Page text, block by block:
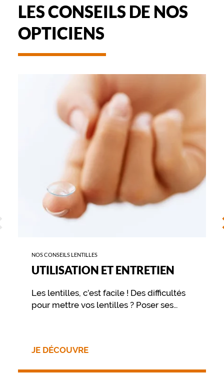
LES CONSEILS DE NOS
OPTICIENS
NOS CONSEILS LENTILLES
UTILISATION ET ENTRETIEN
Les lentilles, c’est facile ! Des difficultés
pour mettre vos lentilles ? Poser ses
mémoire, suivez le Guide !
JE DÉCOUVRE
ENTRETIEN